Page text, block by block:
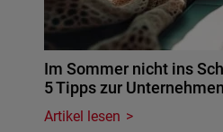
Im Sommer nicht ins
5 Tipps zur
Artikel lesen